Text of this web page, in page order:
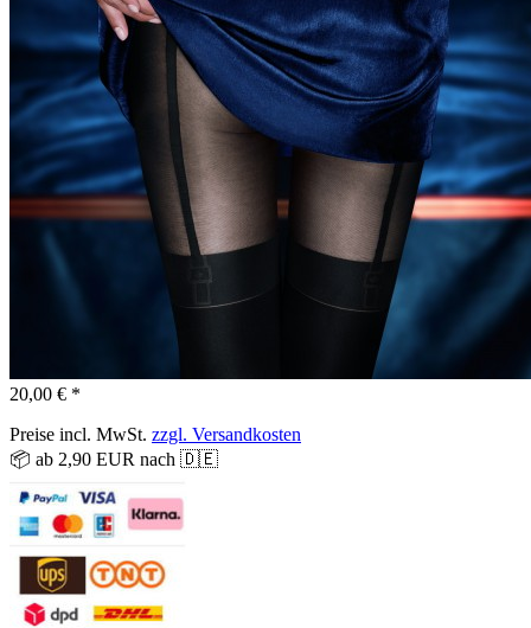
20,00 € *
Preise incl. MwSt. zzgl. Versandkosten
📦 ab 2,90 EUR nach 🇩🇪